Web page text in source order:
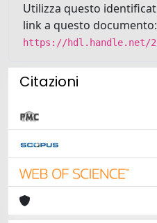
Utilizza questo
link a questo documento:
https://hdl.handle.net/
Citazioni